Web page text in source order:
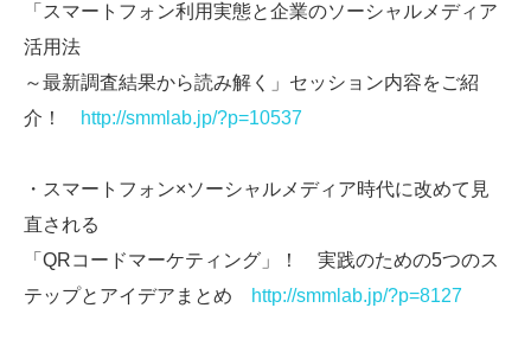
「スマートフォン利用実態と企業のソーシャルメディア
活用法
～最新調査結果から読み解く」セッション内容をご紹
介！
http://smmlab.jp/?p=10537
・スマートフォン×ソーシャルメディア時代に改めて見
直される
「QRコードマーケティング」！ 実践のための5つのス
テップとアイデアまとめ
http://smmlab.jp/?p=8127